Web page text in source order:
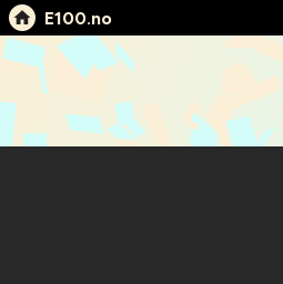
E100.no